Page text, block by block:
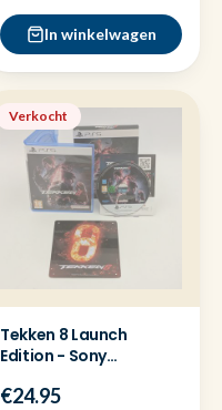
In winkelwagen
Verkocht
Tekken 8 Launch
Edition - Sony
Game
€24.95